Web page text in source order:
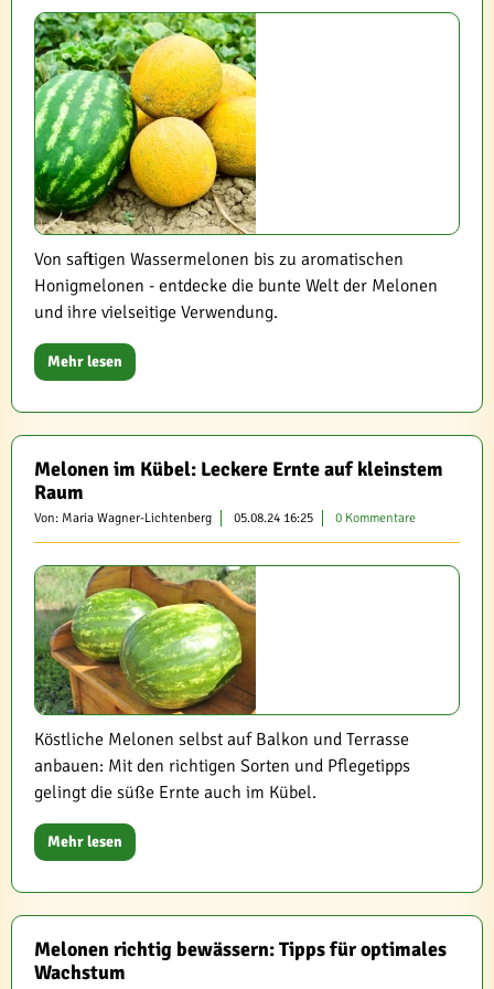
Von saftigen Wassermelonen bis zu aromatischen
Honigmelonen - entdecke die bunte Welt der Melonen
und ihre vielseitige Verwendung.
Mehr lesen
Melonen im Kübel: Leckere Ernte auf kleinstem
Raum
Von: Maria Wagner-Lichtenberg 05.08.24 16:25 0 Kommentare
Köstliche Melonen selbst auf Balkon und Terrasse
anbauen: Mit den richtigen Sorten und Pflegetipps
gelingt die süße Ernte auch im Kübel.
Mehr lesen
Melonen richtig bewässern: Tipps für optimales
Wachstum